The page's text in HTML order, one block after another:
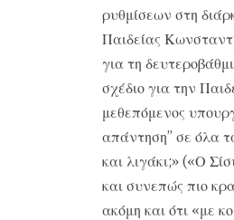
ρυθμίσεων στη
Παιδείας
για τη
σχέδιο για την
μεθεπόμενος
απάντηση” σε όλα
και λιγάκι;» («Ο
και συνεπώς πιο
ακόμη και ότι «με